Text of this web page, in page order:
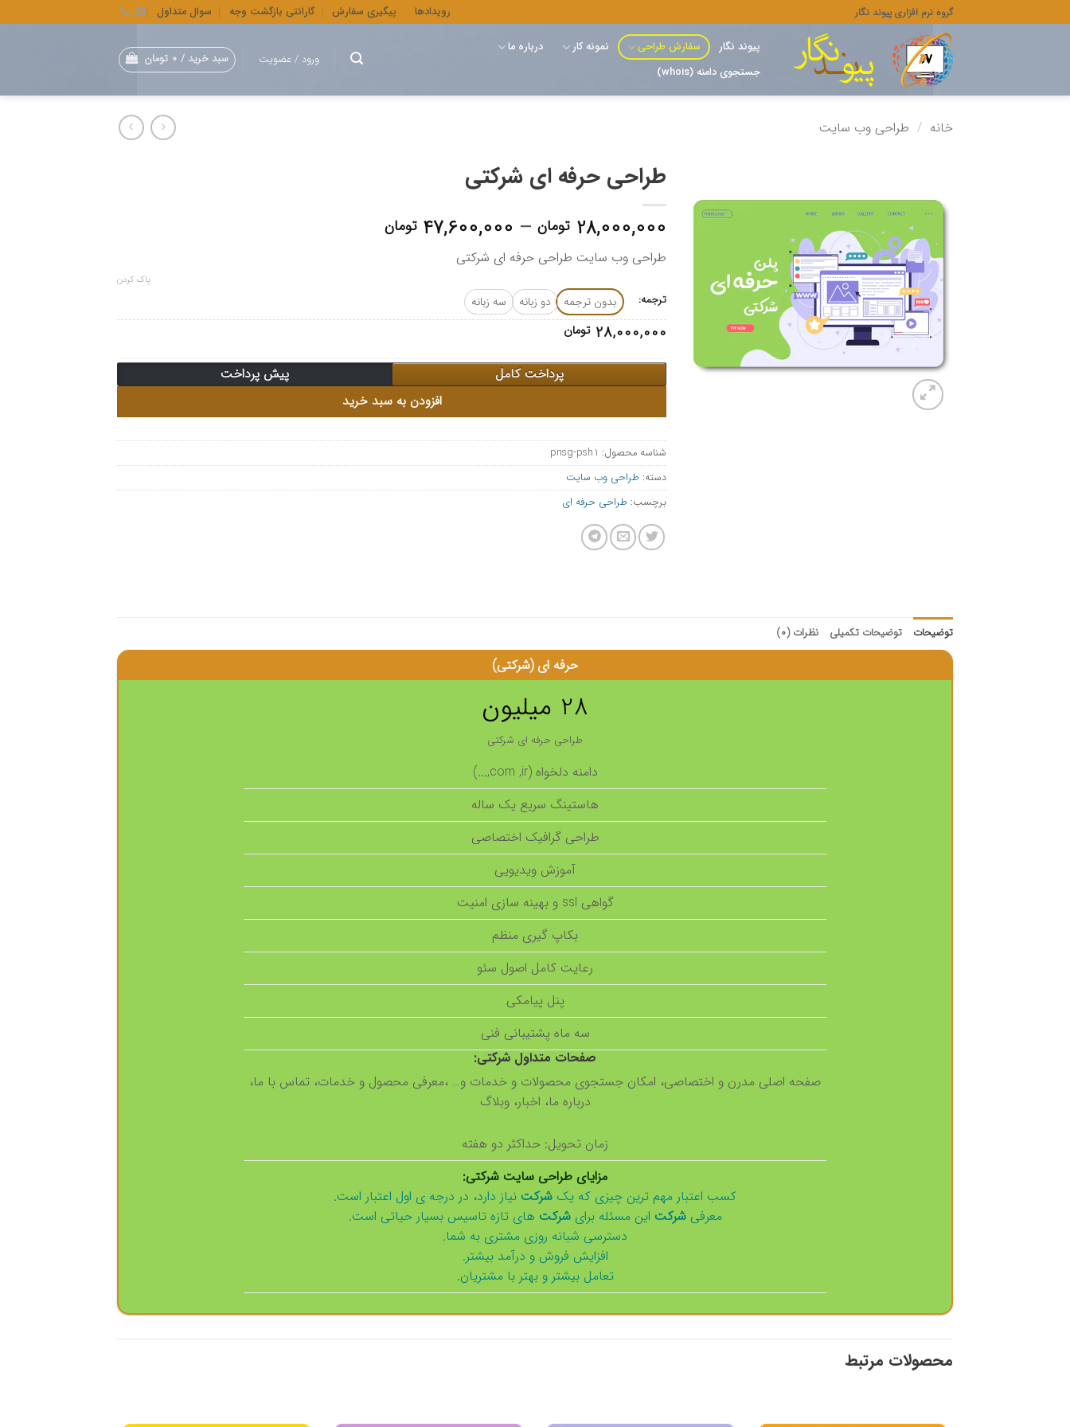
به
گروه نرم افزاری پیوند نگار رویدادها پیگیری سفارش گارانتی بازگشت وجه سوال متداول
پیوند نگار سفارش طراحی نمونه کار
درباره ما
جستجوی دامنه (whois)
ورود / عضویت سبد خرید / 0 تومان
خانه / طراحی وب سایت
طراحی حرفه ای شرکتی
28,000,000 تومان –
47,600,000 تومانمحدوده
طراحی وب سایت طراحی حرفه ای شرکتی
ترجمه: بدون ترجمه دو زبانه سه زبانه
پاک کردن
28,000,000 تومان
پیش پرداخت پرداخت کامل
افزودن به سبد خرید
شناسه محصول: pnsg-psh1
دسته: طراحی وب سایت
برچسب: طراحی حرفه ای
توضیحات توضیحات تکمیلی نظرات (0)
حرفه ای (شرکتی)
28 میلیون
طراحی حرفه ای شرکتی
دامنه دلخواه (com ,ir,...)
هاستینگ سریع یک ساله
طراحی گرافیک اختصاصی
آموزش ویدیویی
گواهی ssl و بهینه سازی امنیت
بکاپ گیری منظم
رعایت کامل اصول سئو
پنل پیامکی
سه ماه پشتیبانی فنی
صفحات متداول شرکتی:
صفحه اصلی مدرن و اختصاصی، امکان جستجوی محصولات و خدمات و… ،معرفی محصول و خدمات، تماس با ما،
درباره ما، اخبار، وبلاگ
زمان تحویل: حداکثر دو هفته
مزایای طراحی سایت شرکتی:
کسب اعتبار مهم ترین چیزی که یک شرکت نیاز دارد، در درجه ی اول اعتبار است.
معرفیشرکت این مسئله برایشرکت های تازه تاسیس بسیار حیاتی است.
دسترسی شبانه روزی مشتری به شما.
افزایش فروش و درآمد بیشتر.
تعامل بیشتر و بهتر با مشتریان.
محصولات مرتبط